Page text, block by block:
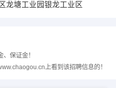
龙塘工业园银龙工业区
保证金！
上看到该招聘信息的！